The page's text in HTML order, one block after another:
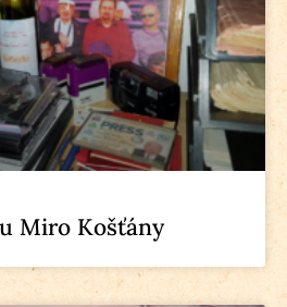
Miro Košťány